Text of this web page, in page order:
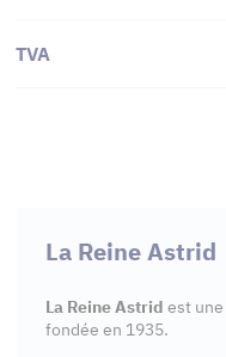
TVA
La Reine Astrid
La Reine Astrid est une
fondée en 1935.